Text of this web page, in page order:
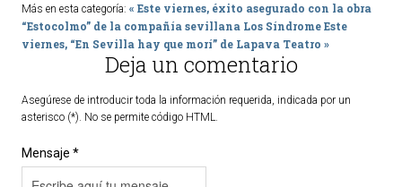
Más en esta categoría: « Este viernes, éxito asegurado con la obra
“Estocolmo” de la compañía sevillana Los SíndromeEste
viernes, “En Sevilla hay que morí” de Lapava Teatro »
Deja un comentario
Asegúrese de introducir toda la información requerida, indicada por un
asterisco (*). No se permite código HTML.
Mensaje *